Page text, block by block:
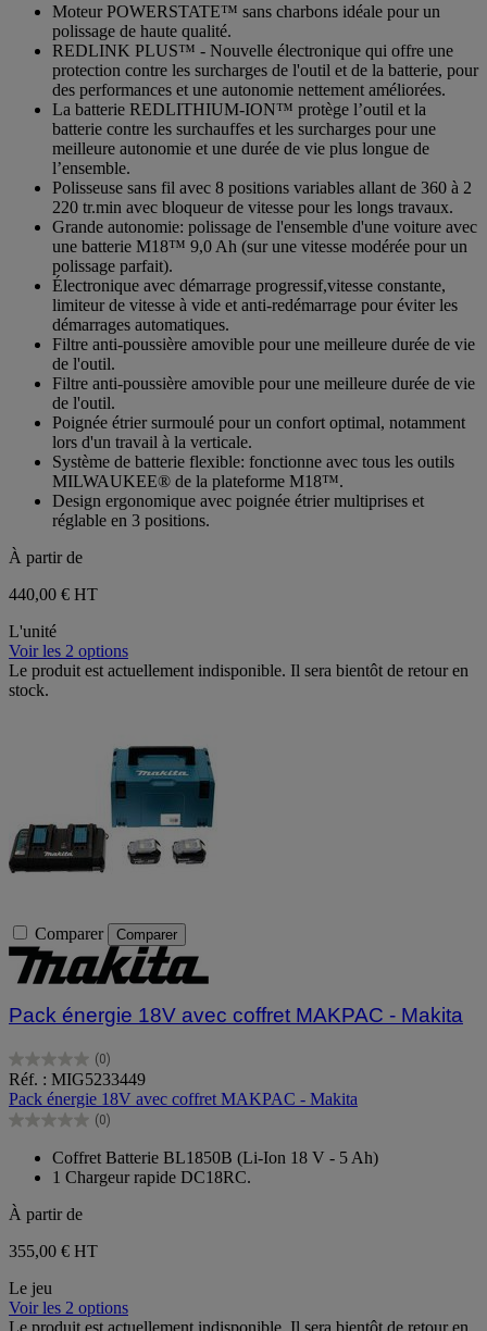
étoiles.
Moteur POWERSTATE™ sans charbons idéale pour un
polissage de haute qualité.
REDLINK PLUS™ - Nouvelle électronique qui offre une
protection contre les surcharges de l'outil et de la batterie, pour
des performances et une autonomie nettement améliorées.
La batterie REDLITHIUM-ION™ protège l’outil et la
batterie contre les surchauffes et les surcharges pour une
meilleure autonomie et une durée de vie plus longue de
l’ensemble.
Polisseuse sans fil avec 8 positions variables allant de 360 à 2
220 tr.min avec bloqueur de vitesse pour les longs travaux.
Grande autonomie: polissage de l'ensemble d'une voiture avec
une batterie M18™ 9,0 Ah (sur une vitesse modérée pour un
polissage parfait).
Électronique avec démarrage progressif,vitesse constante,
limiteur de vitesse à vide et anti-redémarrage pour éviter les
démarrages automatiques.
Filtre anti-poussière amovible pour une meilleure durée de vie
de l'outil.
Filtre anti-poussière amovible pour une meilleure durée de vie
de l'outil.
Poignée étrier surmoulé pour un confort optimal, notamment
lors d'un travail à la verticale.
Système de batterie flexible: fonctionne avec tous les outils
MILWAUKEE® de la plateforme M18™.
Design ergonomique avec poignée étrier multiprises et
réglable en 3 positions.
À partir de
440,00 € HT
L'unité
Voir les 2 options
Le produit est actuellement indisponible. Il sera bientôt de retour en
stock.
Comparer Comparer
Pack énergie 18V avec coffret MAKPAC - Makita
(0)
0.0
sur
5
étoiles.
Réf. : MIG5233449
Pack énergie 18V avec coffret MAKPAC - Makita
(0)
0.0
étoiles.
Coffret Batterie BL1850B (Li-Ion 18 V - 5 Ah)
1 Chargeur rapide DC18RC.
À partir de
355,00 € HT
Le jeu
Voir les 2 options
Le produit est actuellement indisponible. Il sera bientôt de retour en